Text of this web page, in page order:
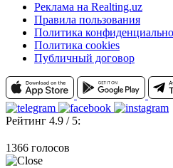
Реклама на Realting.uz
Правила пользования
Политика
Политика cookies
Публичный договор
Рейтинг 4.9 / 5:
1366 голосов